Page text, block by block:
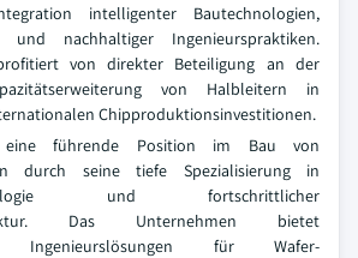
intelligenter Bautechnologien,
und nachhaltiger Ingenieurspraktiken.
von direkter Beteiligung an der
von Halbleitern in
Chipproduktionsinvestitionen.
führende Position im Bau von
durch seine tiefe Spezialisierung in
und fortschrittlicher
Das Unternehmen bietet
Ingenieurslösungen für Wafer-